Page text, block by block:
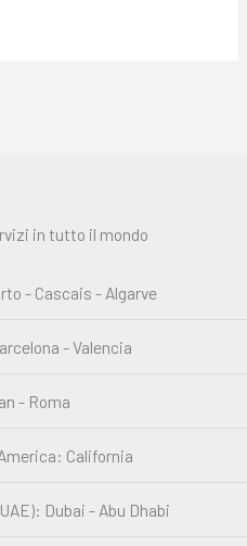
in tutto il mondo
- Cascais - Algarve
- Valencia
- Roma
California
Dubai - Abu Dhabi